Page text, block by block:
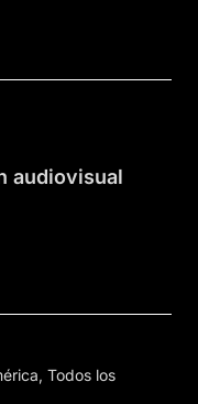
audiovisual
Todos los